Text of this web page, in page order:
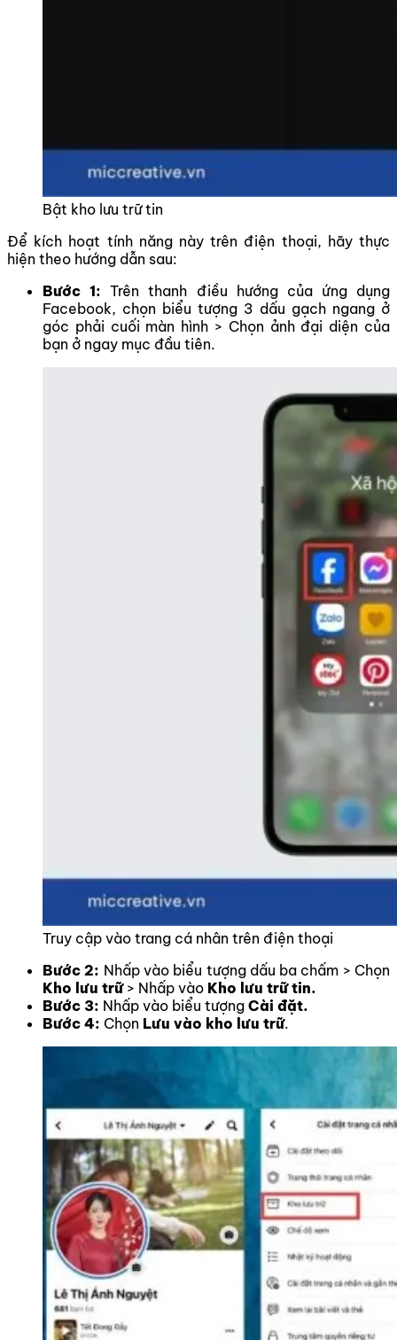
Bật kho lưu trữ tin
Để kích hoạt tính năng này trên điện thoại, hãy thực
hiện theo hướng dẫn sau:
Bước 1:Trên thanh điều hướng của ứng dụng
Facebook, chọn biểu tượng 3 dấu gạch ngang ở
góc phải cuối màn hình > Chọn ảnh đại diện của
bạn ở ngay mục đầu tiên.
Truy cập vào trang cá nhân trên điện thoại
Bước 2: Nhấp vào biểu tượng dấu ba chấm > Chọn
Kho lưu trữ> Nhấp vào Kho lưu trữ tin.
Bước 3: Nhấp vào biểu tượng Cài đặt.
Bước 4: Chọn Lưu vào kho lưu trữ.